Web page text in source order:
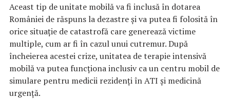
Aceast tip de unitate mobilă va fi inclusă în dotarea
României de răspuns la dezastre și va putea fi folosită în
orice situație de catastrofă care generează victime
multiple, cum ar fi în cazul unui cutremur. După
încheierea acestei crize, unitatea de terapie intensivă
mobilă va putea funcționa inclusiv ca un centru mobil de
simulare pentru medicii rezidenți în ATI și medicină
urgență.